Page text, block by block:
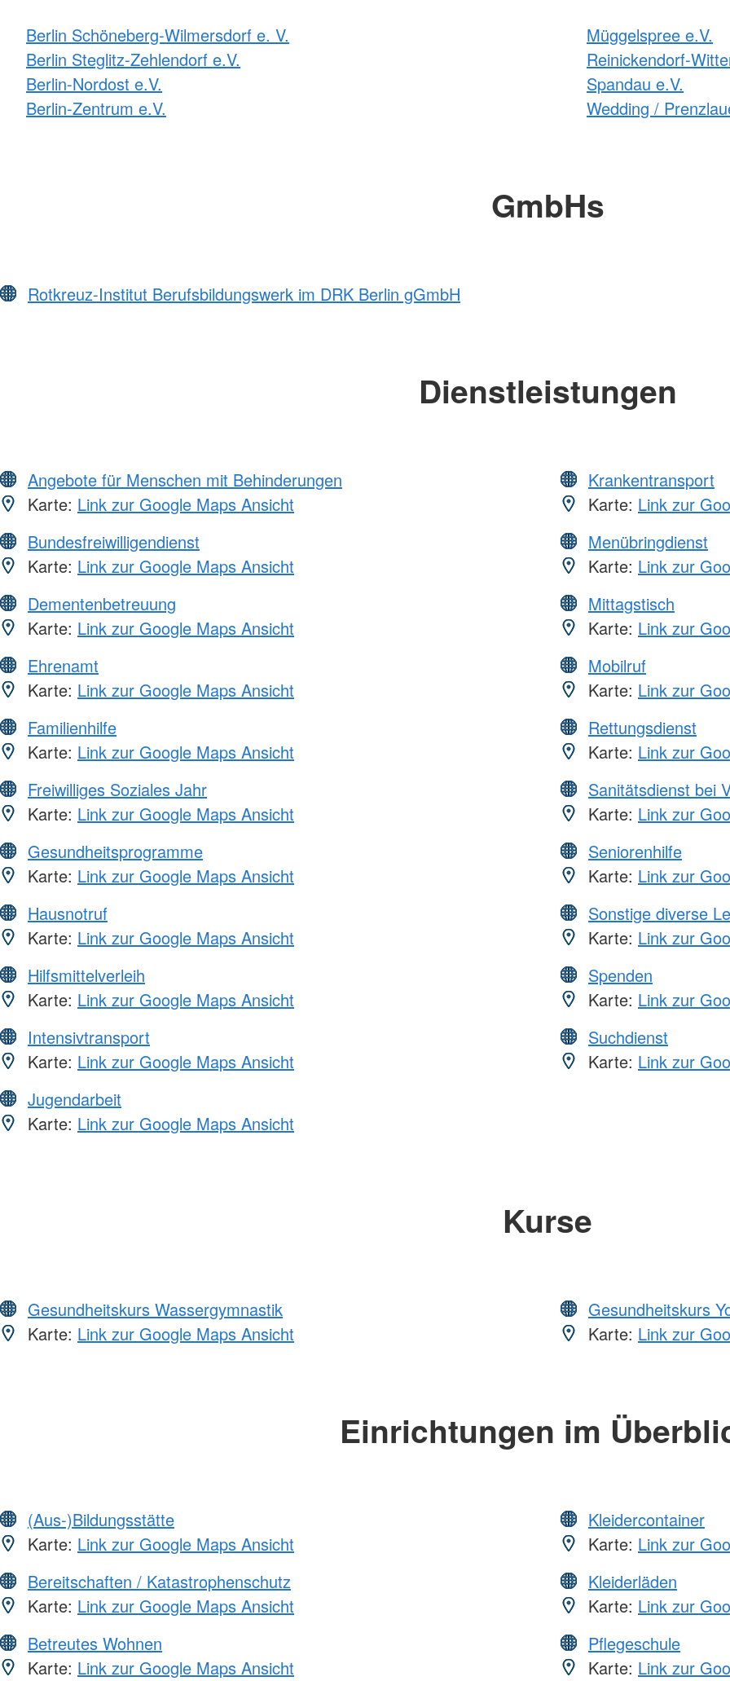
Berlin Schöneberg-Wilmersdorf e. V.
Berlin Steglitz-Zehlendorf e.V.
Berlin-Nordost e.V.
Berlin-Zentrum e.V.
Müggelspree e.V.
Reinickendorf-
Spandau e.V.
Wedding /
GmbHs
Rotkreuz-Institut Berufsbildungswerk im DRK Berlin gGmbH
Dienstleistungen
Angebote für Menschen mit Behinderungen
Karte: Link zur Google Maps Ansicht
Bundesfreiwilligendienst
Karte: Link zur Google Maps Ansicht
Dementenbetreuung
Karte: Link zur Google Maps Ansicht
Ehrenamt
Karte: Link zur Google Maps Ansicht
Familienhilfe
Karte: Link zur Google Maps Ansicht
Freiwilliges Soziales Jahr
Karte: Link zur Google Maps Ansicht
Gesundheitsprogramme
Karte: Link zur Google Maps Ansicht
Hausnotruf
Karte: Link zur Google Maps Ansicht
Hilfsmittelverleih
Karte: Link zur Google Maps Ansicht
Intensivtransport
Karte: Link zur Google Maps Ansicht
Jugendarbeit
Karte: Link zur Google Maps Ansicht
Krankentransport
Karte: Link zur
Menübringdienst
Karte: Link zur
Mittagstisch
Karte: Link zur
Mobilruf
Karte: Link zur
Rettungsdienst
Karte: Link zur
Sanitätsdienst bei
Karte: Link zur
Seniorenhilfe
Karte: Link zur
Sonstige diverse
Karte: Link zur
Spenden
Karte: Link zur
Suchdienst
Karte: Link zur
Kurse
Gesundheitskurs Wassergymnastik
Karte: Link zur Google Maps Ansicht
Gesundheitskurs
Karte: Link zur
Einrichtungen im
(Aus-)Bildungsstätte
Karte: Link zur Google Maps Ansicht
Bereitschaften / Katastrophenschutz
Karte: Link zur Google Maps Ansicht
Betreutes Wohnen
Karte: Link zur Google Maps Ansicht
Kleidercontainer
Karte: Link zur
Kleiderläden
Karte: Link zur
Pflegeschule
Karte: Link zur